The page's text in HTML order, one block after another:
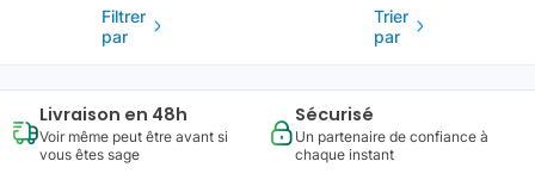
Filtrer
par
Trier
par
Livraison en 48h
Voir même peut être avant si
vous êtes sage
Sécurisé
Un partenaire de confiance à
chaque instant